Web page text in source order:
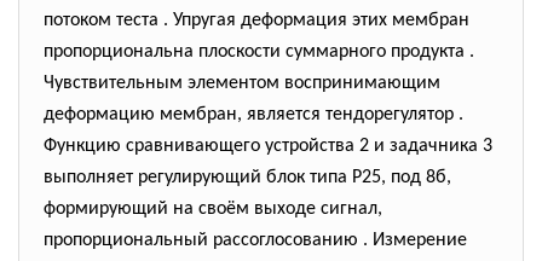
потоком теста . Упругая деформация этих мембран
пропорциональна плоскости суммарного продукта .
Чувствительным элементом воспринимающим
деформацию мембран, является тендорегулятор .
Функцию сравнивающего устройства 2 и задачника 3
выполняет регулирующий блок типа Р25, под 8б,
формирующий на своём выходе сигнал,
пропорциональный рассоглосованию . Измерение